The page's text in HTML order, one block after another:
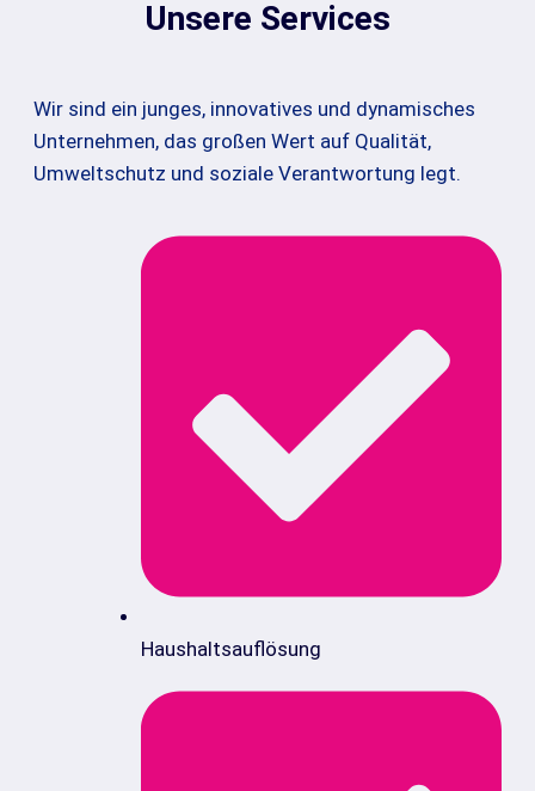
Unsere Services
Wir sind ein junges, innovatives und dynamisches
Unternehmen, das großen Wert auf Qualität,
Umweltschutz und soziale Verantwortung legt.
Haushaltsauflösung